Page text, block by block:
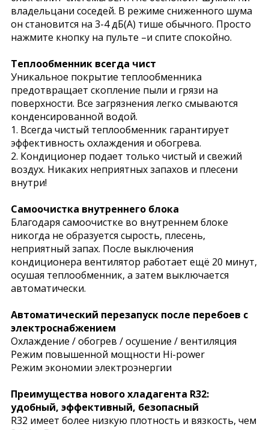
владельцани соседей. В режиме сниженного шума
он становится на 3-4 дБ(А) тише обычного. Просто
нажмите кнопку на пульте –и спите спокойно.
Теплообменник всегда чист
Уникальное покрытие теплообменника
предотвращает скопление пыли и грязи на
поверхности. Все загрязнения легко смываются
конденсированной водой.
1. Всегда чистый теплообменник гарантирует
эффективность охлаждения и обогрева.
2. Кондиционер подает только чистый и свежий
воздух. Никаких неприятных запахов и плесени
внутри!
Самоочистка внутреннего блока
Благодаря самоочистке во внутреннем блоке
никогда не образуется сырость, плесень,
неприятный запах. После выключения
кондиционера вентилятор работает ещё 20 минут,
осушая теплообменник, а затем выключается
автоматически.
Автоматический перезапуск после перебоев с
электроснабжением
Охлаждение / обогрев / осушение / вентиляция
Режим повышенной мощности Hi-power
Режим экономии электроэнергии
Преимущества нового хладагента R32:
удобный, эффективный, безопасный
R32 имеет более низкую плотность и вязкость, чем